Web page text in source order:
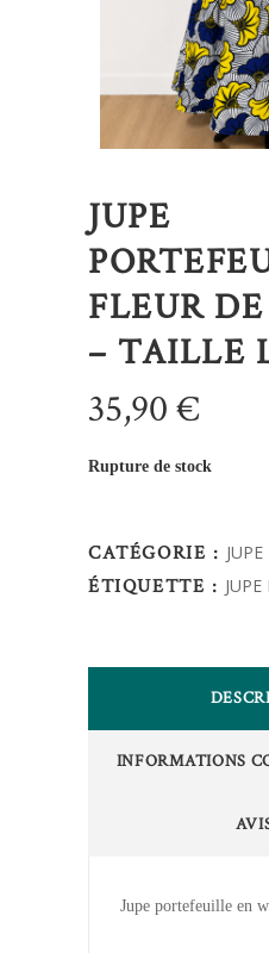
JUPE
FLEUR
– TAILLE
35,90€
Rupture de stock
CATÉGORIE :
ÉTIQUETTE :
INFORMATIONS
Jupe portefeuille en